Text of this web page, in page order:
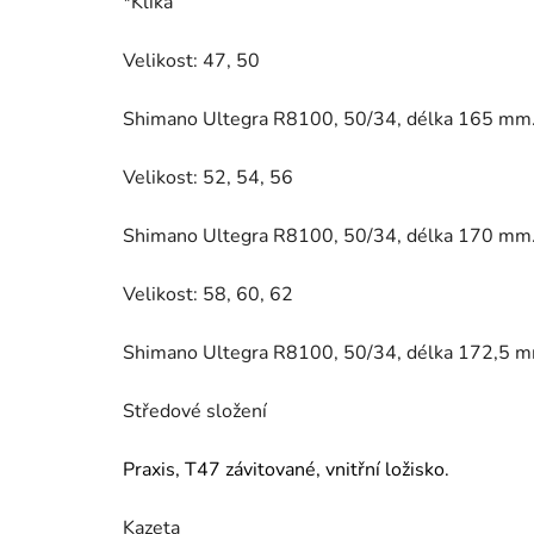
Velikost: 47, 50
Shimano Ultegra R8100, 50/34, délka 165 mm.
Velikost: 52, 54, 56
Shimano Ultegra R8100, 50/34, délka 170 mm.
Velikost: 58, 60, 62
Shimano Ultegra R8100, 50/34, délka 172,5
Středové složení
Praxis, T47 závitované, vnitřní ložisko.
Kazeta